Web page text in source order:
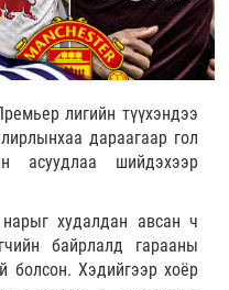
лигийн түүхэндээ
дараагаар гол
асуудлаа шийдэхээр
худалдан авсан ч
байрлалд гарааны
болсон. Хэдийгээр хоёр